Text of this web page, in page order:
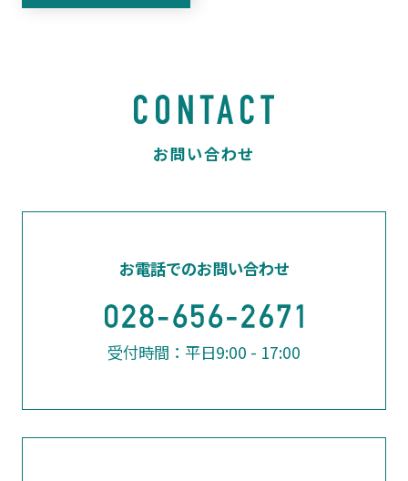
お電話でのお問い合わせ
受付時間：平日9:00 - 17:00